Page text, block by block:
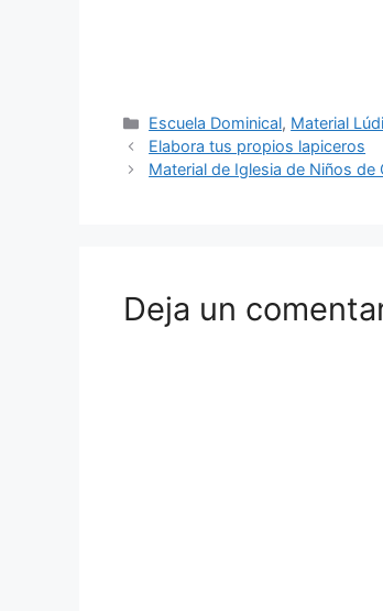
Escuela Dominical, Material
Elabora tus propios lapiceros
Material de Iglesia de Niños de
Deja un